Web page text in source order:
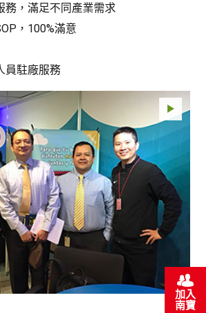
務，滿足不同產業需求
，100%滿意
員駐廠服務
加入
南寶